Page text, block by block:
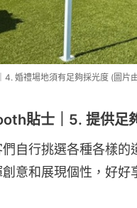
4. 婚禮場地須有足夠採光度 (圖片
貼士｜5. 提供足
自行挑選各種各樣
意和展現個性，好好